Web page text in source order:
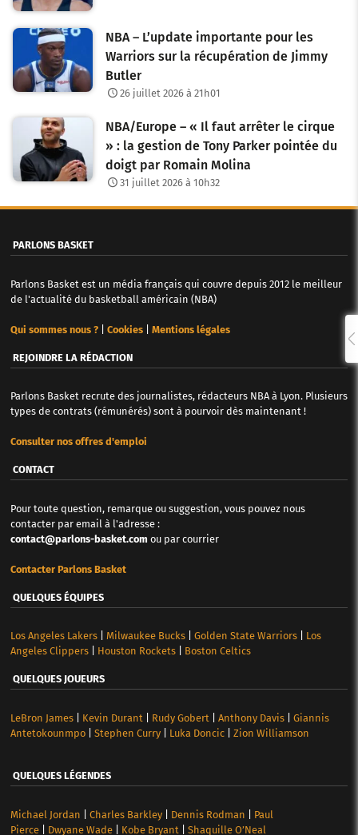
NBA – L’update importante pour les
Warriors sur la récupération de Jimmy
Butler
26 juillet 2026 à 21h01
NBA/Europe – « Il faut arrêter le cirque
» : la gestion de Tony Parker pointée du
doigt par Romain Molina
31 juillet 2026 à 10h32
PARLONS BASKET
Parlons Basket est un média français qui couvre depuis 2012 le meilleur
de l'actualité du basketball américain (NBA)
Qui sommes nous ?| Cookies| Mentions légales
REJOINDRE LA RÉDACTION
Parlons Basket recrute des journalistes, rédacteurs NBA à Lyon. Plusieurs
types de contrats (rémunérés) sont à pourvoir dès maintenant !
Consulter nos offres d'emploi
CONTACT
Pour toute question, remarque ou suggestion, vous pouvez nous
contacter par email à l'adresse :
contact@parlons-basket.com ou par courrier
Contacter Parlons Basket
QUELQUES ÉQUIPES
Los Angeles Lakers| Milwaukee Bucks| Golden State Warriors| Los
Angeles Clippers| Houston Rockets| Boston Celtics
QUELQUES JOUEURS
LeBron James| Kevin Durant Rudy Gobert Anthony Davis| Giannis
Antetokounmpo| Stephen Curry| Luka Doncic| Zion Williamson
QUELQUES LÉGENDES
Michael Jordan Charles Barkley| Dennis Rodman
Paul
Pierce| Dwyane Wade| Kobe Bryant Shaquille O’Neal